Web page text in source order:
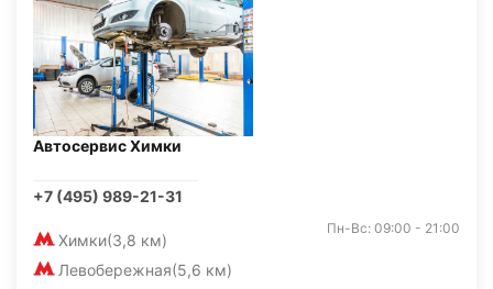
Автосервис Химки
+7 (495) 989-21-31
Химки(3,8 км)
Левобережная(5,6 км)
Пн-Вс: 09:00 - 21:00